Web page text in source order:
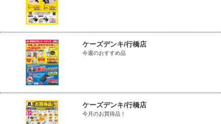
ケーズデンキ/行橋店
今週のおすすめ品
ケーズデンキ/行橋店
今月のお買得品！